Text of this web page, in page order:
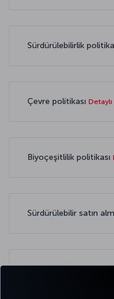
Sürdürülebilirlik
Çevre politikası
Biyoçeşitlilik politikası
Sürdürülebilir satın
TSRS uyumlu